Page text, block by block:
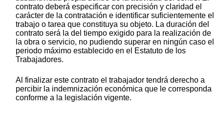
contrato deberá especificar con precisión y claridad el
carácter de la contratación e identificar suficientemente el
trabajo o tarea que constituya su objeto. La duración del
contrato será la del tiempo exigido para la realización de
la obra o servicio, no pudiendo superar en ningún caso el
periodo máximo establecido en el Estatuto de los
Trabajadores.
Al finalizar este contrato el trabajador tendrá derecho a
percibir la indemnización económica que le corresponda
conforme a la legislación vigente.